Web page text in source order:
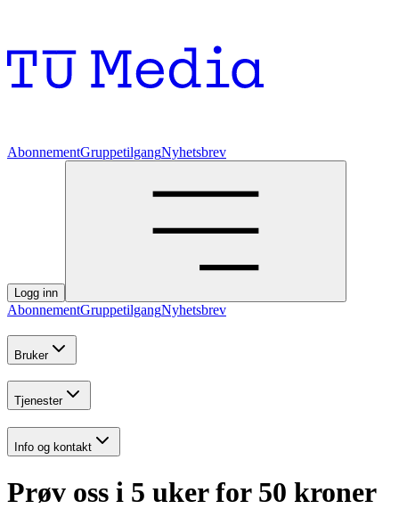
AbonnementGruppetilgangNyhetsbrev
Logg inn
AbonnementGruppetilgangNyhetsbrev
Bruker
Tjenester
Info og kontakt
Prøv oss i 5 uker for 50 kroner